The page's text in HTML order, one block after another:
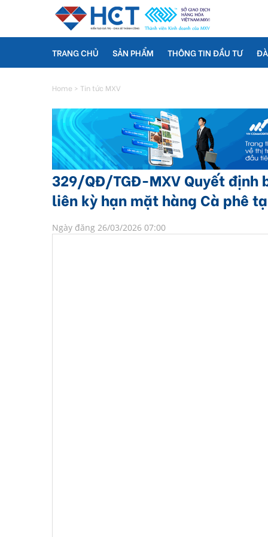
TRANG CHỦ SẢN PHẨM THÔNG TIN ĐẦU TƯ
Home > Tin tức MXV
329/QĐ/TGĐ-MXV Quyết định
liên kỳ hạn mặt hàng Cà phê
Ngày đăng 26/03/2026 07:00